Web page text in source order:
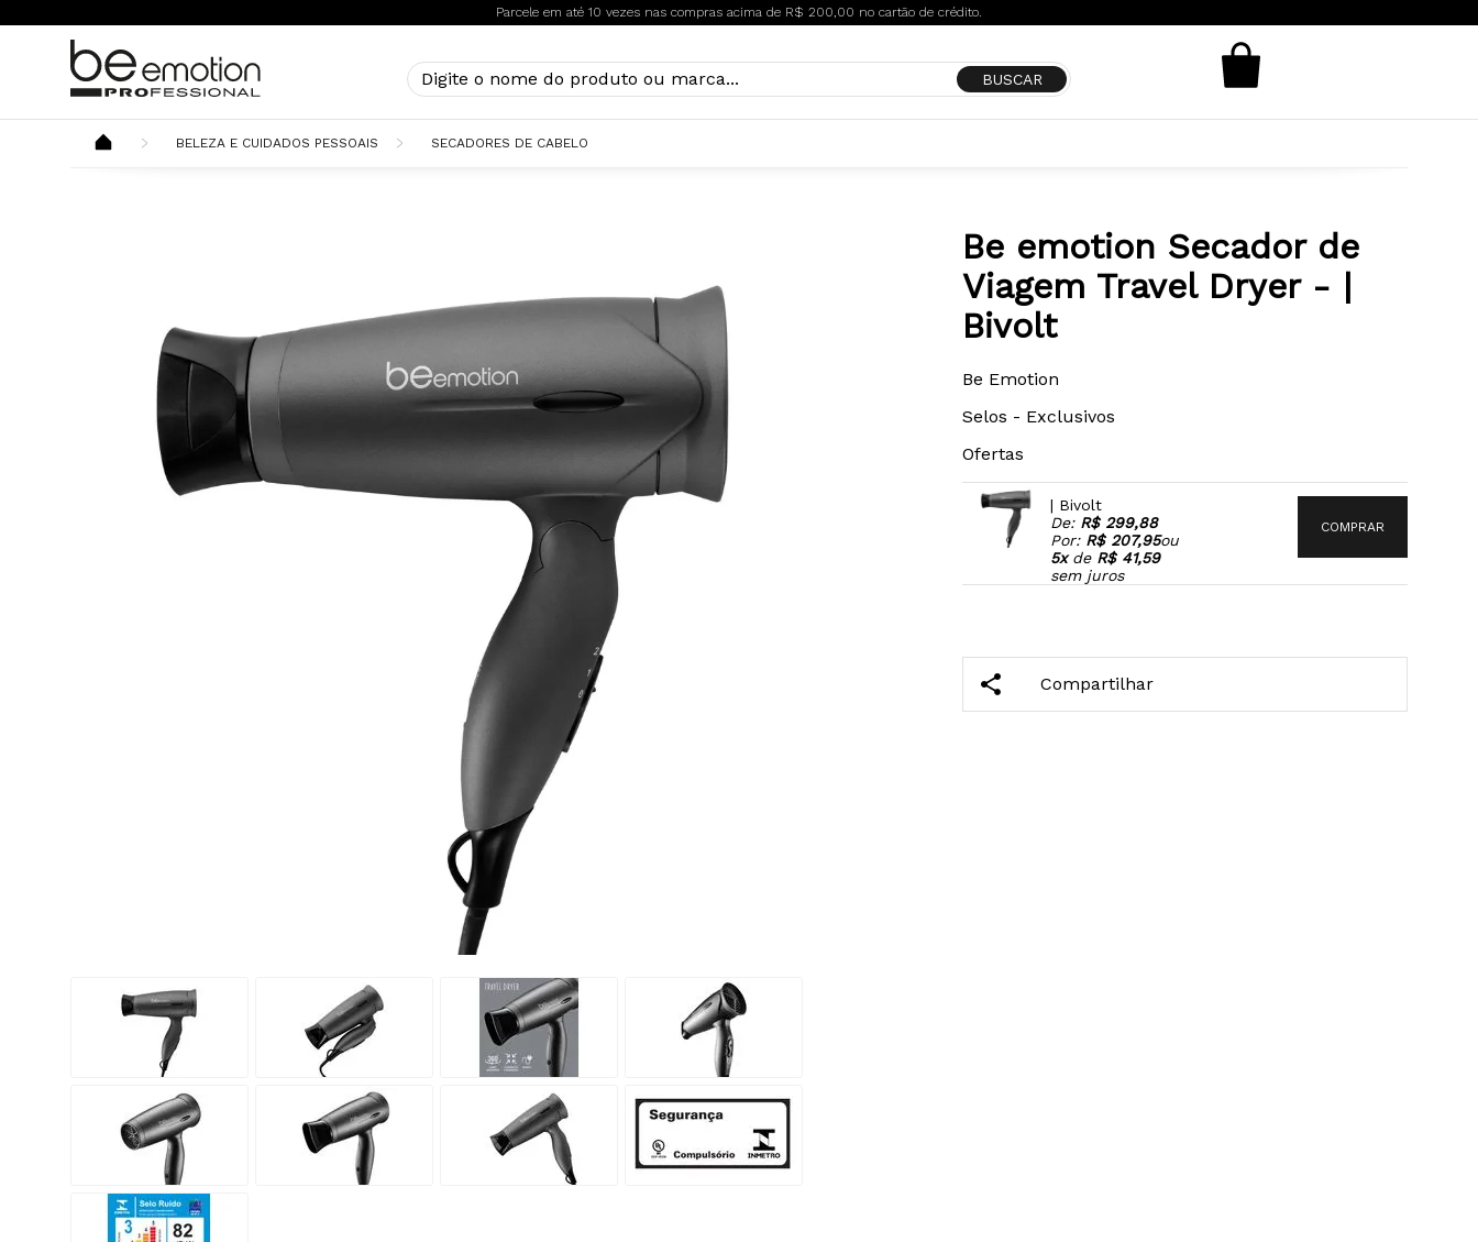
Parcele em até 10 vezes nas compras acima de R$ 200,00 no cartão de crédito.
BELEZA E CUIDADOS PESSOAIS SECADORES DE CABELO
Be emotion Secador de
Viagem Travel Dryer - |
Bivolt
Be Emotion
Selos - Exclusivos
Ofertas
| Bivolt
De: R$ 299,88
Por: R$ 207,95ou
5xde R$ 41,59
sem juros
COMPRAR
Compartilhar